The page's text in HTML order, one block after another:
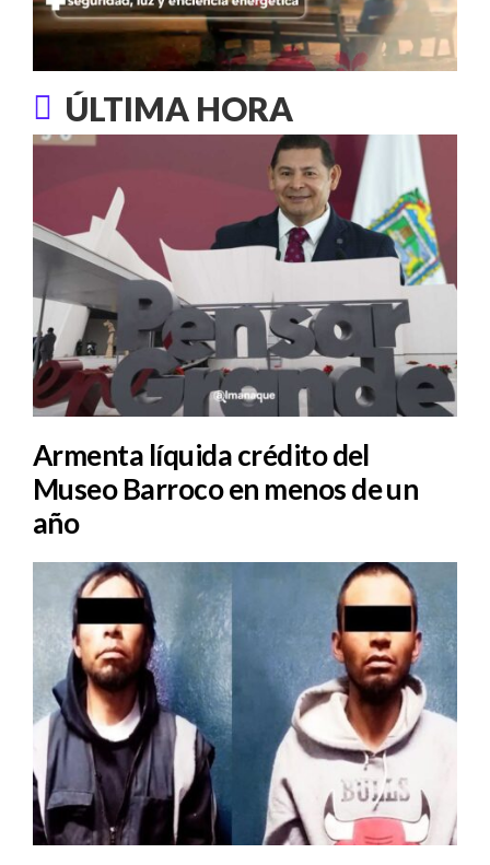
ÚLTIMA HORA
Armenta líquida crédito del
Museo Barroco en menos de un
año